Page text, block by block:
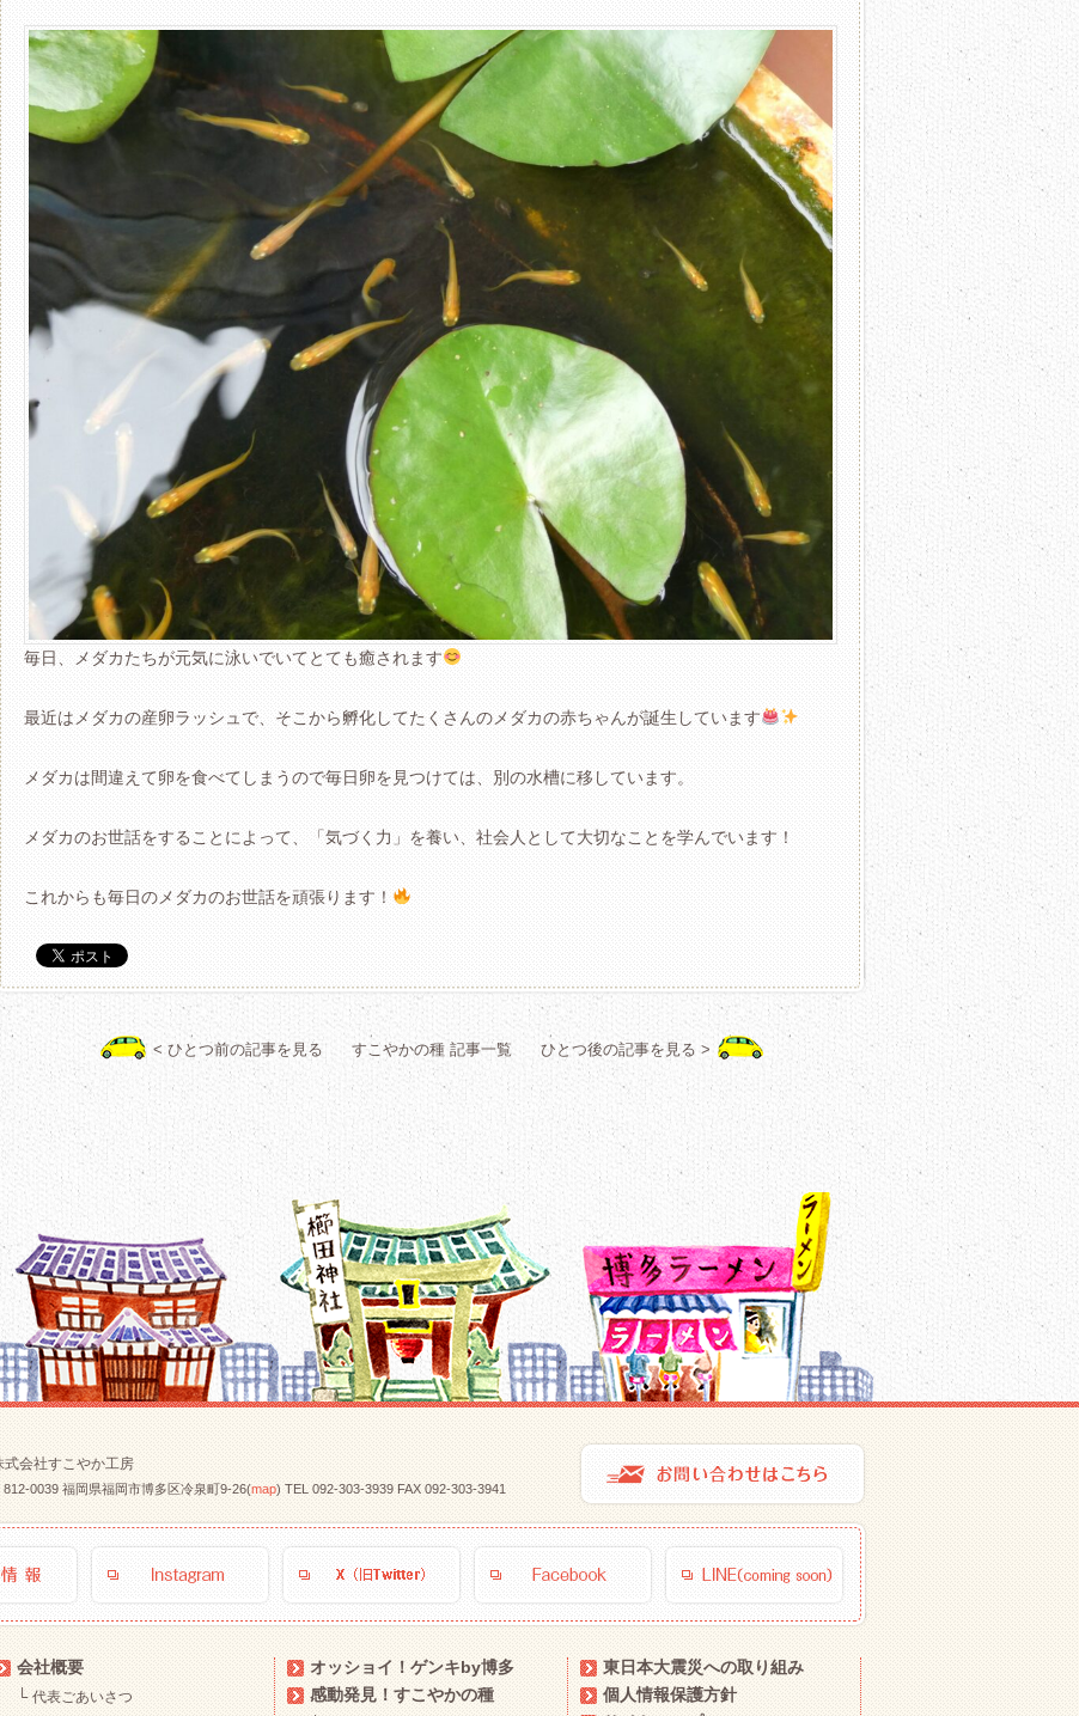
毎日、メダカたちが元気に泳いでいてとても癒されます
最近はメダカの産卵ラッシュで、そこから孵化してたくさんのメダカの赤ちゃんが誕生しています
メダカは間違えて卵を食べてしまうので毎日卵を見つけては、別の水槽に移しています。
メダカのお世話をすることによって、「気づく力」を養い、社会人として大切なことを学んでいます！
これからも毎日のメダカのお世話を頑張ります！
< ひとつ前の記事を見る すこやかの種 記事一覧 ひとつ後の記事を見る >
式会社すこやか工房
812-0039 福岡県福岡市博多区冷泉町9-26(map) TEL 092-303-3939 FAX 092-303-3941
会社概要
└ 代表ごあいさつ
オッショイ！ゲンキby博多
感動発見！すこやかの種
東日本大震災への取り組み
個人情報保護方針